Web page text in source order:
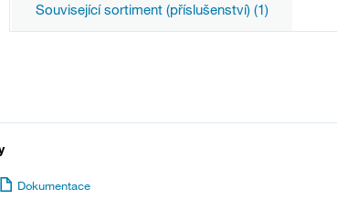
Související sortiment (příslušenství) (1)
Dokumentace